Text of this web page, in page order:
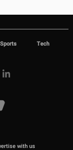
Sports Tech
with us